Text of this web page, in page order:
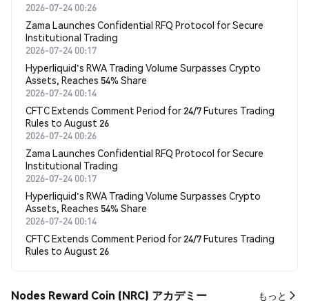
2026-07-24 00:26
Zama Launches Confidential RFQ Protocol for Secure
Institutional Trading
2026-07-24 00:17
Hyperliquid's RWA Trading Volume Surpasses Crypto
Assets, Reaches 54% Share
2026-07-24 00:14
CFTC Extends Comment Period for 24/7 Futures Trading
Rules to August 26
2026-07-24 00:26
Zama Launches Confidential RFQ Protocol for Secure
Institutional Trading
2026-07-24 00:17
Hyperliquid's RWA Trading Volume Surpasses Crypto
Assets, Reaches 54% Share
2026-07-24 00:14
CFTC Extends Comment Period for 24/7 Futures Trading
Rules to August 26
Nodes Reward Coin (NRC) アカデミー もっと